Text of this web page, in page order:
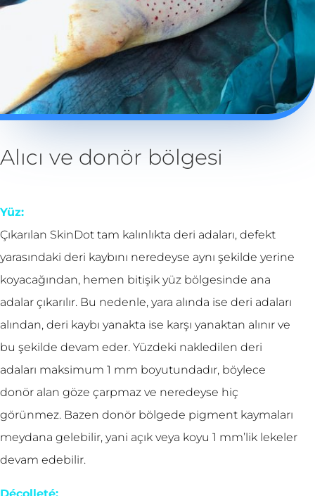
Alıcı ve donör bölgesi
Yüz:
Çıkarılan SkinDot tam kalınlıkta deri adaları, defekt
yarasındaki deri kaybını neredeyse aynı şekilde yerine
koyacağından, hemen bitişik yüz bölgesinde ana
adalar çıkarılır. Bu nedenle, yara alında ise deri adaları
alından, deri kaybı yanakta ise karşı yanaktan alınır ve
bu şekilde devam eder. Yüzdeki nakledilen deri
adaları maksimum 1 mm boyutundadır, böylece
donör alan göze çarpmaz ve neredeyse hiç
görünmez. Bazen donör bölgede pigment kaymaları
meydana gelebilir, yani açık veya koyu 1 mm’lik lekeler
devam edebilir.
Décolleté: